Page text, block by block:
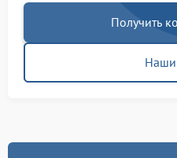
Получить